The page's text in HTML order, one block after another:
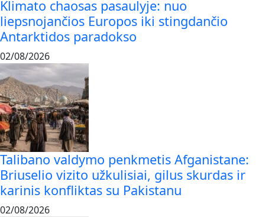
Klimato chaosas pasaulyje: nuo
liepsnojančios Europos iki stingdančio
Antarktidos paradokso
02/08/2026
Talibano valdymo penkmetis Afganistane:
Briuselio vizito užkulisiai, gilus skurdas ir
karinis konfliktas su Pakistanu
02/08/2026